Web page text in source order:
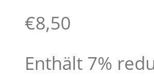
€8,50
Enthält 7%